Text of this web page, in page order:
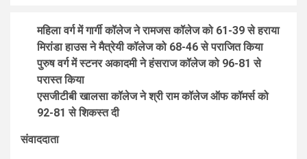
महिला वर्ग में गार्गी कॉलेज ने रामजस कॉलेज को 61-39 से हराया
मिरांडा हाउस ने मैत्रेयी कॉलेज को 68-46 से पराजित किया
पुरुष वर्ग में स्टनर अकादमी ने हंसराज कॉलेज को 96-81 से
परास्त किया
एसजीटीबी खालसा कॉलेज ने श्री राम कॉलेज ऑफ कॉमर्स को
92-81 से शिकस्त दी
संवाददाता